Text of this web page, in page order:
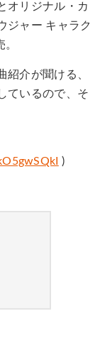
オリジナル・カ
ジャー キャラク
紹介が聞ける、
ているので、そ
)